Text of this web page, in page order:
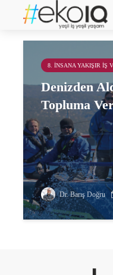
Tolga Yağlı
8. İNSANA YAKIŞIR İŞ
Denizden
Topluma
Dr. Barış Doğru